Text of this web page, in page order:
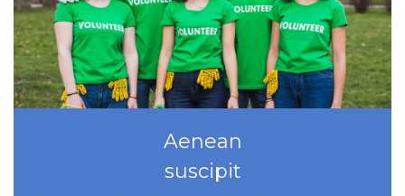
Aenean
suscipit